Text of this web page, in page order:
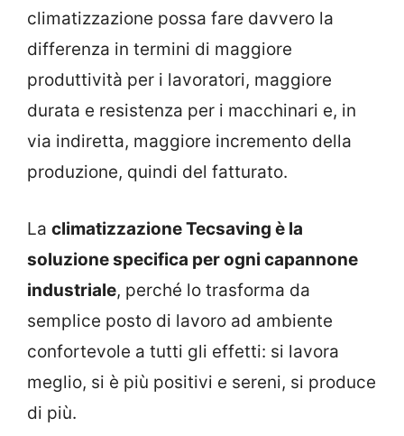
climatizzazione possa fare davvero la
differenza in termini di maggiore
produttività per i lavoratori, maggiore
durata e resistenza per i macchinari e, in
via indiretta, maggiore incremento della
produzione, quindi del fatturato.
La climatizzazione Tecsaving è la
soluzione specifica per ogni capannone
industriale, perché lo trasforma da
semplice posto di lavoro ad ambiente
confortevole a tutti gli effetti: si lavora
meglio, si è più positivi e sereni, si produce
di più.